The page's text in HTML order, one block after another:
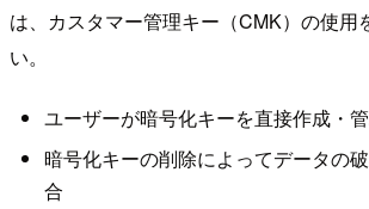
は、カスタマー管理キー（CMK）の使用
い。
ユーザーが暗号化キーを直接作成・
暗号化キーの削除によってデータの
合